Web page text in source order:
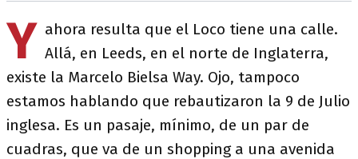
Y ahora resulta que el Loco tiene una calle.
Allá, en Leeds, en el norte de Inglaterra,
existe la Marcelo Bielsa Way. Ojo, tampoco
estamos hablando que rebautizaron la 9 de Julio
inglesa. Es un pasaje, mínimo, de un par de
cuadras, que va de un shopping a una avenida